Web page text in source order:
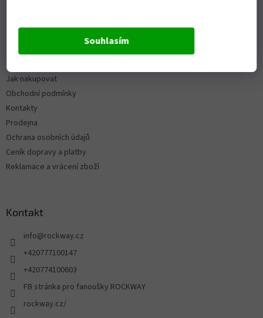
Souhlasím
Informace pro vás
Jak nakupovat
Obchodní podmínky
Kontakty
Prodejna
Ochrana osobních údajů
Ceník dopravy a platby
Reklamace a vrácení zboží
Kontakt
info@rockway.cz
+420777100147
+420774100603
FB stránka pro fanoušky ROCKWAY
rockway.cz/